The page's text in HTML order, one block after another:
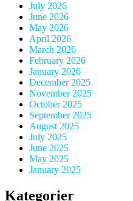
July 2026
June 2026
May 2026
April 2026
March 2026
February 2026
January 2026
December 2025
November 2025
October 2025
September 2025
August 2025
July 2025
June 2025
May 2025
January 2025
Kategorier